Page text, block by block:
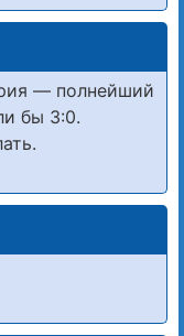
— полнейший
бы 3:0.